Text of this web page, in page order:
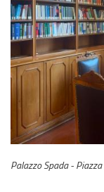
Palazzo Spada -